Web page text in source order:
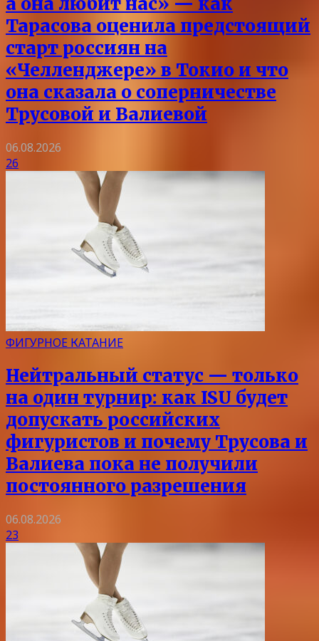
Тарасова оценила предстоящий
старт россиян на
«Челленджере» в Токио и что
она сказала о соперничестве
Трусовой и Валиевой
06.08.2026
26
ФИГУРНОЕ КАТАНИЕ
Нейтральный статус — только
на один турнир: как ISU будет
допускать российских
фигуристов и почему Трусова и
Валиева пока не получили
постоянного разрешения
06.08.2026
23